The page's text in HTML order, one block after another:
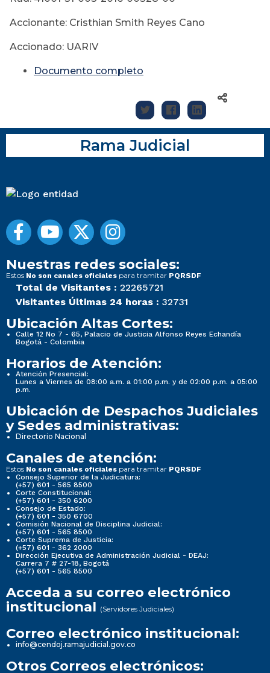
Accionante: Cristhian Smith Reyes Cano
Accionado: UARIV
Documento completo
Rama Judicial
Nuestras redes sociales:
Estos No son canales oficiales para tramitar PQRSDF
Total de Visitantes : 22265721
Visitantes Últimas 24 horas : 32731
Ubicación Altas Cortes:
Calle 12 No 7 - 65, Palacio de Justicia Alfonso Reyes Echandía
Bogotá - Colombia
Horarios de Atención:
Atención Presencial:
Lunes a Viernes de 08:00 a.m. a 01:00 p.m. y de 02:00 p.m. a 05:00
p.m.
Ubicación de Despachos Judiciales
y Sedes administrativas:
Directorio Nacional
Canales de atención:
Estos No son canales oficiales para tramitar PQRSDF
Consejo Superior de la Judicatura:
(+57) 601 - 565 8500
Corte Constitucional:
(+57) 601 - 350 6200
Consejo de Estado:
(+57) 601 - 350 6700
Comisión Nacional de Disciplina Judicial:
(+57) 601 - 565 8500
Corte Suprema de Justicia:
(+57) 601 - 362 2000
Dirección Ejecutiva de Administración Judicial - DEAJ:
Carrera 7 # 27-18, Bogotá
(+57) 601 - 565 8500
Acceda a su correo electrónico
institucional (Servidores Judiciales)
Correo electrónico institucional:
info@cendoj.ramajudicial.gov.co
Otros Correos electrónicos: